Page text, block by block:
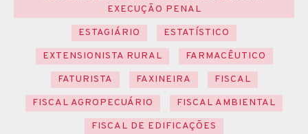
EXECUÇÃO PENAL
ESTAGIÁRIO
ESTATÍSTICO
EXTENSIONISTA RURAL
FARMACÊUTICO
FATURISTA
FAXINEIRA
FISCAL
FISCAL AGROPECUÁRIO
FISCAL AMBIENTAL
FISCAL DE EDIFICAÇÕES